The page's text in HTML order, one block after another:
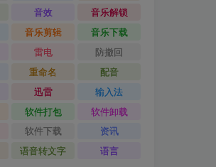
音效
音乐解锁
音乐剪辑
音乐下载
雷电
防撤回
重命名
配音
迅雷
输入法
软件打包
软件卸载
软件下载
资讯
语音转文字 语言